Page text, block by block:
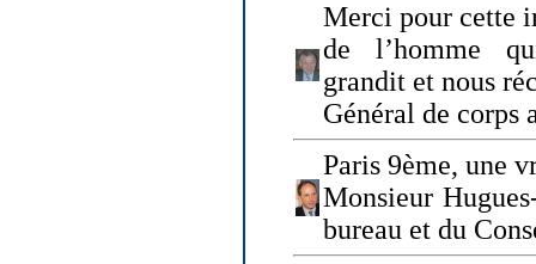
Merci pour cette
de l’homme
grandit et nous
Général de corps
Paris 9ème, une
Monsieur
bureau et du